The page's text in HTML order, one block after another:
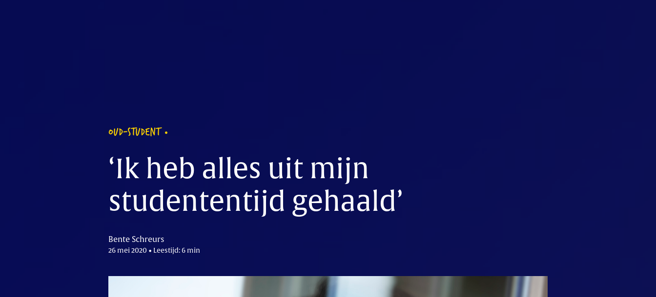
OUD-STUDENT
‘Ik heb alles uit mijn
studententijd gehaald’
Bente Schreurs
26 mei 2020 • Leestijd: 6 min